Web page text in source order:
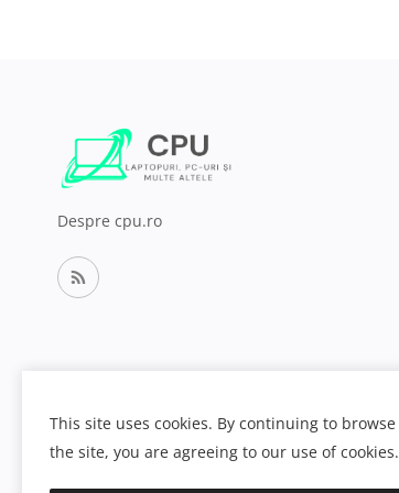
Despre cpu.ro
This site uses cookies. By continuing to browse
the site, you are agreeing to our use of cookies.